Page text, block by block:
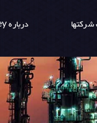
درباره mopkey